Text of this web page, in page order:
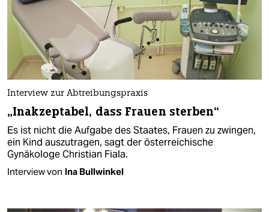
Interview zur Abtreibungspraxis
„Inakzeptabel, dass Frauen sterben“
Es ist nicht die Aufgabe des Staates, Frauen zu zwingen,
ein Kind auszutragen, sagt der österreichische
Gynäkologe Christian Fiala.
Interview von Ina Bullwinkel